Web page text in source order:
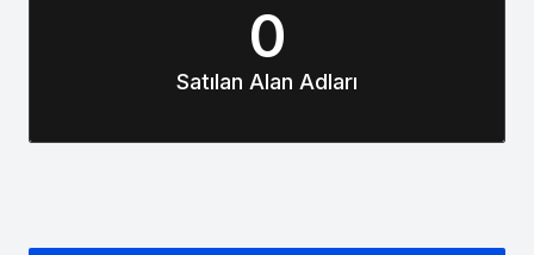
0
Satılan Alan Adları